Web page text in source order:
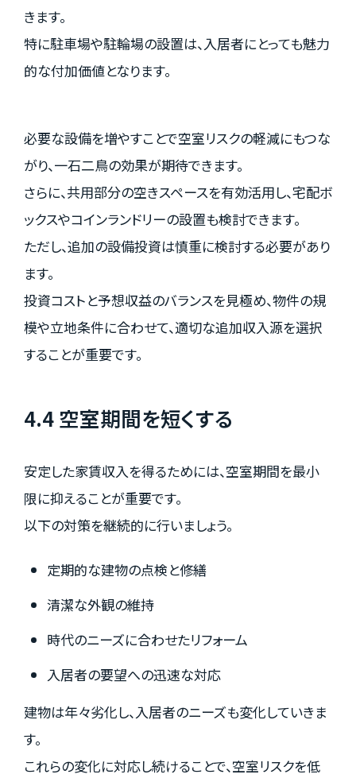
きます。
特に駐車場や駐輪場の設置は、入居者にとっても魅力
的な付加価値となります。
必要な設備を増やすことで空室リスクの軽減にもつな
がり、一石二鳥の効果が期待できます。
さらに、共用部分の空きスペースを有効活用し、宅配ボ
ックスやコインランドリーの設置も検討できます。
ただし、追加の設備投資は慎重に検討する必要があり
ます。
投資コストと予想収益のバランスを見極め、物件の規
模や立地条件に合わせて、適切な追加収入源を選択
することが重要です。
4.4 空室期間を短くする
安定した家賃収入を得るためには、空室期間を最小
限に抑えることが重要です。
以下の対策を継続的に行いましょう。
定期的な建物の点検と修繕
清潔な外観の維持
時代のニーズに合わせたリフォーム
入居者の要望への迅速な対応
建物は年々劣化し、入居者のニーズも変化していきま
す。
これらの変化に対応し続けることで、空室リスクを低